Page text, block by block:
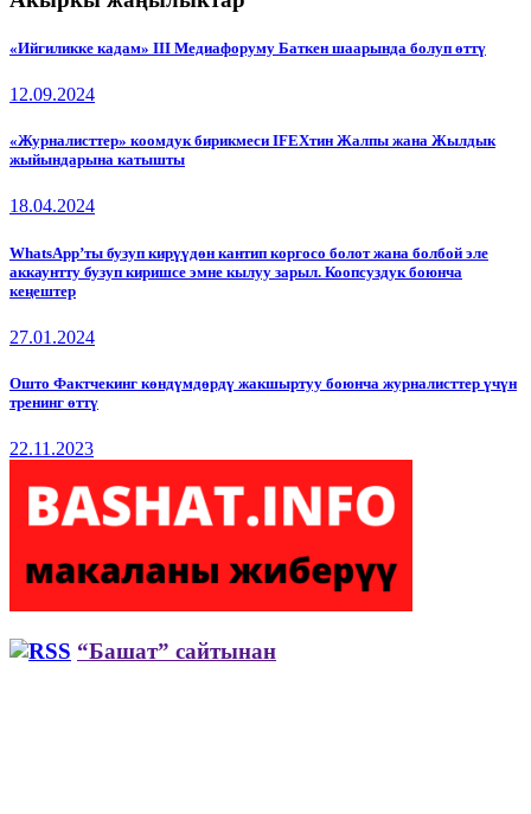
«Ийгиликке кадам» III Медиафоруму Баткен шаарында болуп өттү
12.09.2024
«Журналисттер» коомдук бирикмеси IFEXтин Жалпы жана Жылдык
жыйындарына катышты
18.04.2024
WhatsApp’ты бузуп кирүүдөн кантип коргосо болот жана болбой эле
аккаунтту бузуп киришсе эмне кылуу зарыл. Коопсуздук боюнча
кеңештер
27.01.2024
Ошто Фактчекинг көндүмдөрдү жакшыртуу боюнча журналисттер үчүн
тренинг өттү
22.11.2023
“Башат” сайтынан